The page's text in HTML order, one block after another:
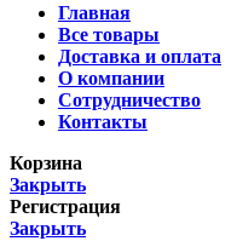
Главная
Все товары
Доставка и оплата
О компании
Сотрудничество
Контакты
Корзина
Закрыть
Регистрация
Закрыть